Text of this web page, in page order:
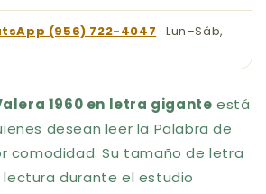
(956) 722-4047 · Lun–Sáb,
1960 en letra gigante está
desean leer la Palabra de
comodidad. Su tamaño de letra
durante el estudio